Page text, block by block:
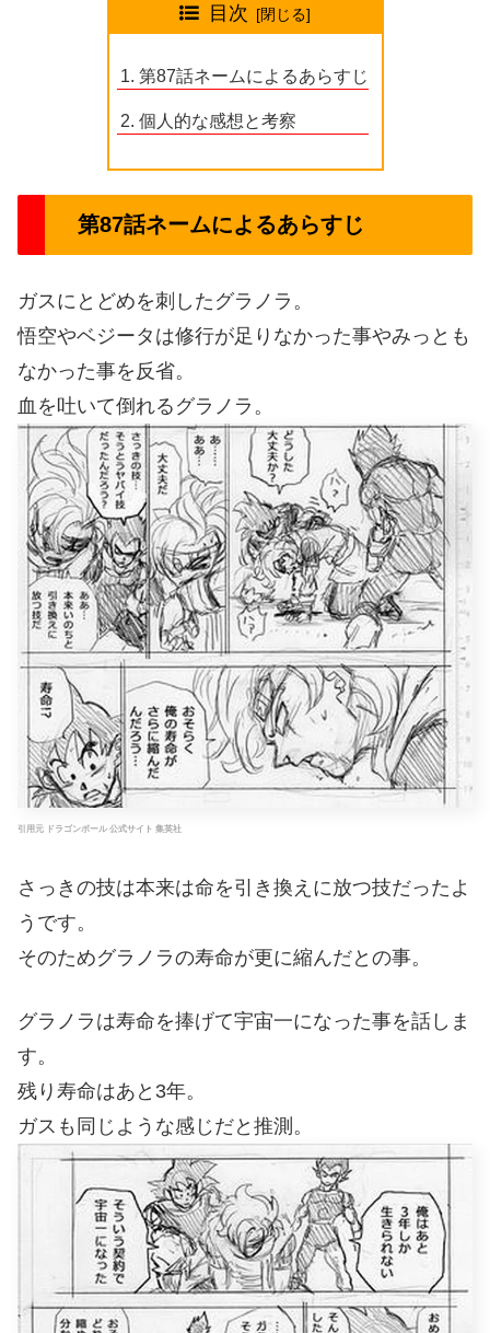
目次
第87話ネームによるあらすじ
個人的な感想と考察
第87話ネームによるあらすじ
ガスにとどめを刺したグラノラ。
悟空やベジータは修行が足りなかった事やみっとも
なかった事を反省。
血を吐いて倒れるグラノラ。
引用元 ドラゴンボール 公式サイト 集英社
さっきの技は本来は命を引き換えに放つ技だったよ
うです。
そのためグラノラの寿命が更に縮んだとの事。
グラノラは寿命を捧げて宇宙一になった事を話しま
す。
残り寿命はあと3年。
ガスも同じような感じだと推測。